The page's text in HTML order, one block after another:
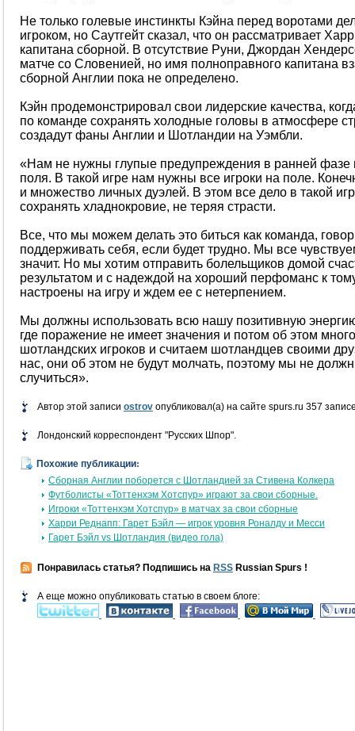
Не только голевые инстинкты Кэйна перед воротами
игроком, но Саутгейт сказал, что он рассматривает
капитана сборной. В отсутствие Руни, Джордан
матче со Словенией, но имя полноправного капитана
сборной Англии пока не определено.
Кэйн продемонстрировал свои лидерские качества,
по команде сохранять холодные головы в атмосфере
создадут фаны Англии и Шотландии на Уэмбли.
«Нам не нужны глупые предупреждения в ранней фазе
поля. В такой игре нам нужны все игроки на поле.
и множество личных дуэлей. В этом все дело в такой
сохранять хладнокровие, не теряя страсти.
Все, что мы можем делать это биться как команда,
поддерживать себя, если будет трудно. Мы все
значит. Но мы хотим отправить болельщиков домой
результатом и с надеждой на хороший перфоманс к
настроены на игру и ждем ее с нетерпением.
Мы должны использовать всю нашу позитивную
где поражение не имеет значения и потом об этом
шотландских игроков и считаем шотландцев своими
нас, они об этом не будут молчать, поэтому мы не
случиться».
Автор этой записи ostrov опубликовал(а) на сайте spurs.ru 357
Лондонский корреспондент "Русских Шпор".
Похожие публикации:
Сборная Англии поборется с Шотландией за Стивена Колкера
Футболисты «Тоттенхэм Хотспур» играют за свои сборные.
Игроки «Тоттенхэм Хотспур» в матчах за свои сборные
Харри Реднапп: Гарет Бэйл — игрок уровня Роналду и Месси
Гарет Бэйл vs Шотландия (видео гола)
Понравилась статья? Подпишись на RSS Russian Spurs !
А еще можно опубликовать статью в своем блоге: